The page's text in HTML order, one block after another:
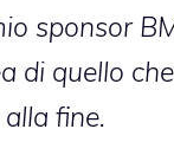
sponsor
di quello
fine.